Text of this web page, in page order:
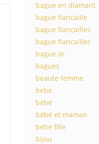
bague en diamant
bague fiancaille
bague fiançailles
bague fiancailles
bague or
bagues
beaute femme
bebe
bébé
bébé et maman
bebe fille
bijou